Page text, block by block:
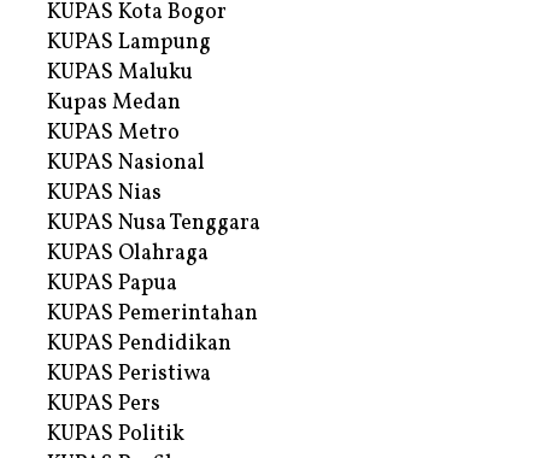
KUPAS Kota Bogor
KUPAS Lampung
KUPAS Maluku
Kupas Medan
KUPAS Metro
KUPAS Nasional
KUPAS Nias
KUPAS Nusa Tenggara
KUPAS Olahraga
KUPAS Papua
KUPAS Pemerintahan
KUPAS Pendidikan
KUPAS Peristiwa
KUPAS Pers
KUPAS Politik